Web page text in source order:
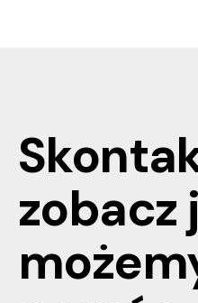
zobacz